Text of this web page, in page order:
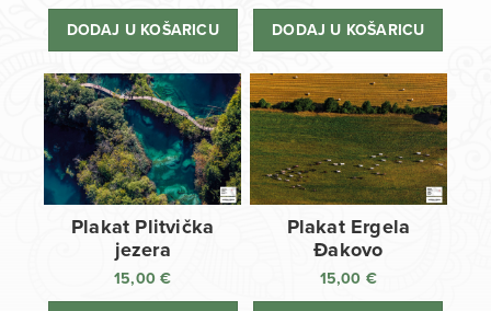
DODAJ U KOŠARICU DODAJ U KOŠARICU
Plakat Plitvička
jezera
15,00€
Plakat Ergela
Đakovo
15,00 €